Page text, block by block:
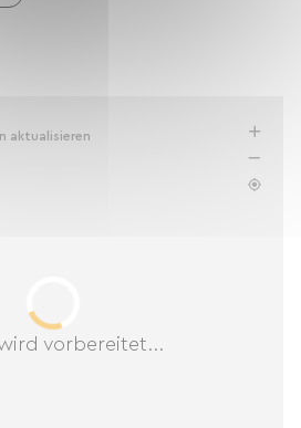
vorbereitet...
aktualisieren